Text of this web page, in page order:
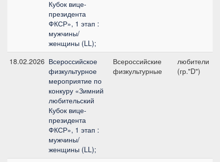
Кубок вице-
президента
ФКСР», 1 этап :
мужчины/
женщины (LL);
18.02.2026 Всероссийское
физкультурное
мероприятие по
конкуру «Зимний
любительский
Кубок вице-
президента
ФКСР», 1 этап :
мужчины/
женщины (LL);
Всероссийские
физкультурные
любители
(гр."D")